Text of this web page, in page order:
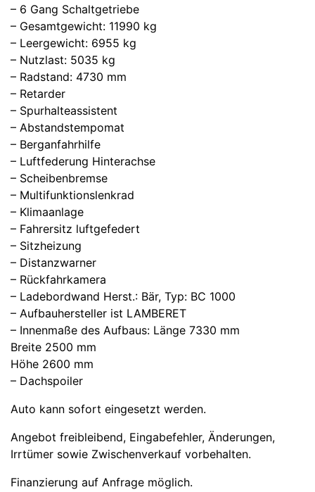
– 6 Gang Schaltgetriebe
– Gesamtgewicht: 11990 kg
– Leergewicht: 6955 kg
– Nutzlast: 5035 kg
– Radstand: 4730 mm
– Retarder
– Spurhalteassistent
– Abstandstempomat
– Berganfahrhilfe
– Luftfederung Hinterachse
– Scheibenbremse
– Multifunktionslenkrad
– Klimaanlage
– Fahrersitz luftgefedert
– Sitzheizung
– Distanzwarner
– Rückfahrkamera
– Ladebordwand Herst.: Bär, Typ: BC 1000
– Aufbauhersteller ist LAMBERET
– Innenmaße des Aufbaus: Länge 7330 mm
Breite 2500 mm
Höhe 2600 mm
– Dachspoiler
Auto kann sofort eingesetzt werden.
Angebot freibleibend, Eingabefehler, Änderungen,
Irrtümer sowie Zwischenverkauf vorbehalten.
Finanzierung auf Anfrage möglich.